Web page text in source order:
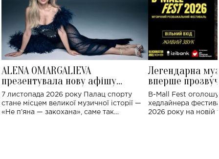
ALENA OMARGALIEVA
презентувала нову афішу
великого концерту в Палаці
спорту
7 листопада 2026 року Палац спорту
стане місцем великої музичної історії —
«Не пʼяна — закохана», саме так
Легендарна
вперше
Україні: де
B-Mall Fest
хедлайнера
2026 року на новій